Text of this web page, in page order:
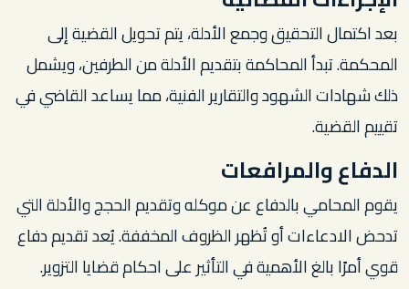
بعد اكتمال التحقيق وجمع الأدلة، يتم تحويل القضية إلى
المحكمة. تبدأ المحاكمة بتقديم الأدلة من الطرفين، ويشمل
ذلك شهادات الشهود والتقارير الفنية، مما يساعد القاضي في
تقييم القضية.
الدفاع والمرافعات
يقوم المحامي بالدفاع عن موكله وتقديم الحجج والأدلة التي
تدحض الادعاءات أو تُظهر الظروف المخففة. يُعد تقديم دفاع
قوي أمرًا بالغ الأهمية في التأثير على احكام قضايا التزوير.